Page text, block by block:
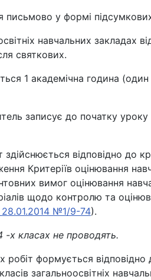
y формі
навчальних
святкових.
1 академічна година
записує до початку
здійснюється відповідно до
Критеріїв оцінювання
вимог оцінювання
щодо контролю та
№1/9-74).
-х класах не проводять.
робіт формується
загальноосвітніх